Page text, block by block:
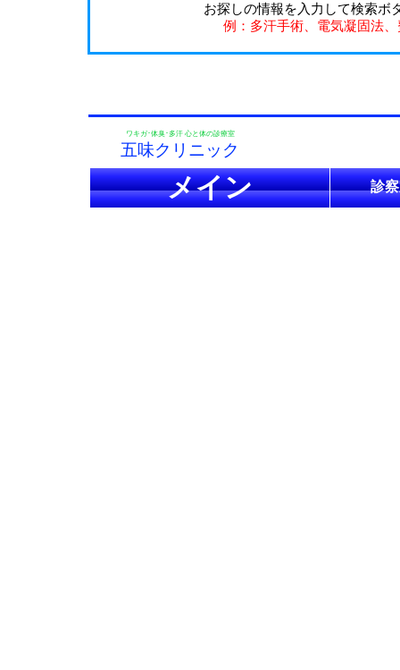
お探しの情報を入力して検索ボ
例：多汗手術、電気凝固法
ワキガ･体臭･多汗 心と体の診療室
五味クリニック
メイン 診